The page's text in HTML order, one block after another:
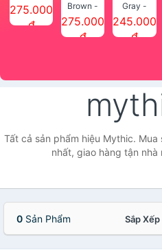
SMART
PEELING
275.000
đ
Brown -
Nâu Sáng]
Phấn che
275.000
đ
Gray -
Khói] Bột
kẻ chân
Face Shop
245.000
đ
Tất cả sản phẩm hiệu Mythic.
nhất, giao hàng tận nhà
0 Sản Phẩm Sắp